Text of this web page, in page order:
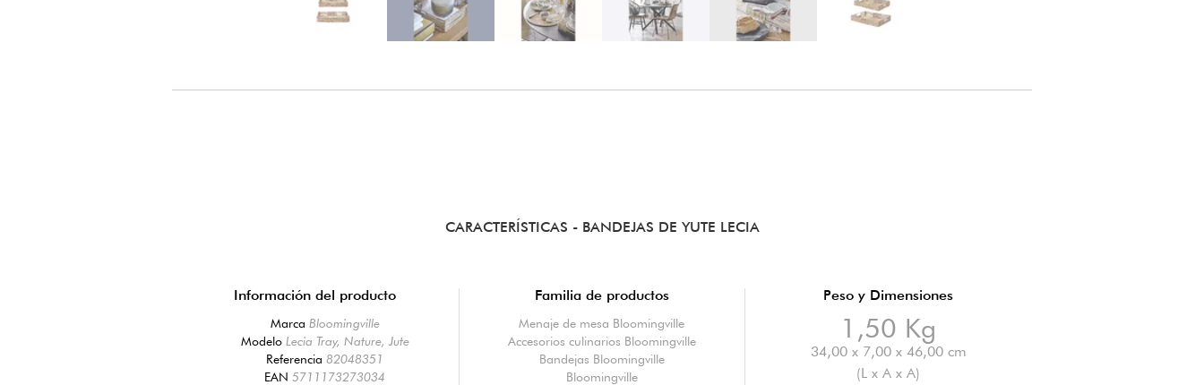
CARACTERÍSTICAS - BANDEJAS DE YUTE LECIA
Información del producto
Marca Bloomingville
Modelo Lecia Tray, Nature, Jute
Referencia82048351
EAN5711173273034
Familia de productos
Menaje de mesa Bloomingville
Accesorios culinarios Bloomingville
Bandejas Bloomingville
Bloomingville
Peso y Dimensiones
1,50 Kg
34,00 x 7,00 x 46,00 cm
(L x A x A)